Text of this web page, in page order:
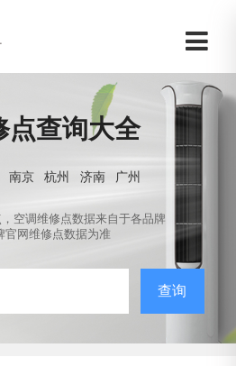
点查询大全
南京 杭州 济南
广州
空调维修点数据来自于各品牌
官网维修点数据为准
查询